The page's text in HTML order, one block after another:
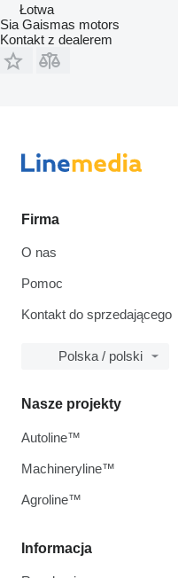
Łotwa
Sia Gaismas motors
Kontakt z dealerem
Firma
O nas
Pomoc
Kontakt do sprzedającego
Polska / polski
Informacja
Nasze projekty
Autoline™
Machineryline™
Agroline™